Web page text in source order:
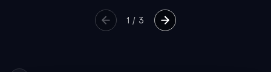
1 / 3